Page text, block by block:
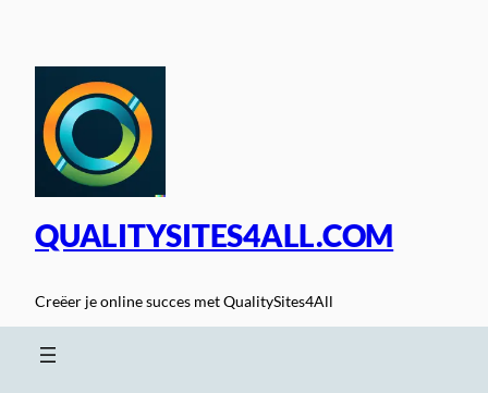
inhoud
QUALITYSITES4ALL.COM
Creëer je online succes met QualitySites4All